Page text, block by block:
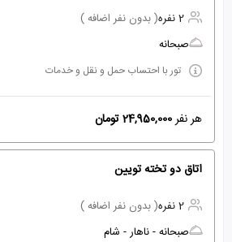
2 نفره
( بدون نفر اضافه )
صبحانه
تور با احتساب حمل و نقل و خدمات
هر نفر24,950,000 تومان
اتاق دو تخته تویین
2 نفره
( بدون نفر اضافه )
صبحانه - ناهار - شام